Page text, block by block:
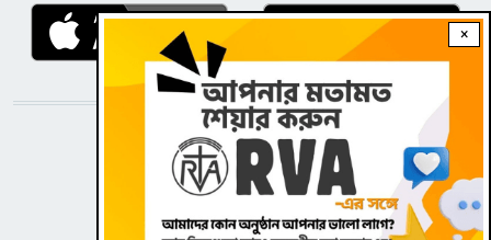
×
STAY CONNECTED WITH US!